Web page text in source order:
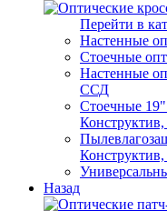
Перейти в
Настенные
Стоечные
Настенные
ССД
Стоечные
Назад